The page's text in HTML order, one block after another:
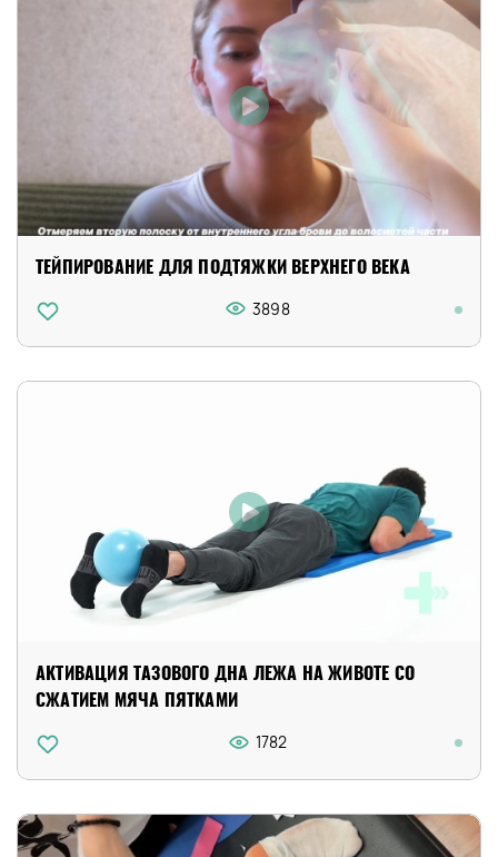
ТЕЙПИРОВАНИЕ ДЛЯ ПОДТЯЖКИ ВЕРХНЕГО ВЕКА
3898
АКТИВАЦИЯ ТАЗОВОГО ДНА ЛЕЖА НА ЖИВОТЕ СО
СЖАТИЕМ МЯЧА ПЯТКАМИ
1782